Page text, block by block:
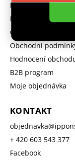
Prodávané značky
Reklamace
GDPR
Obchodní
Hodnocení
B2B program
Moje objednávka
KONTAKT
objednavka@
+ 420 603 543 377
Facebook